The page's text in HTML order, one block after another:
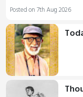
Posted on 7th Aug 2026